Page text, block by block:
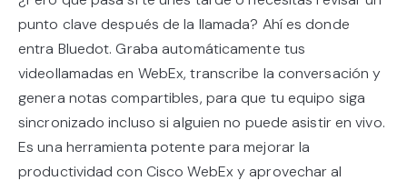
punto clave después de la llamada? Ahí es donde
entra Bluedot. Graba automáticamente tus
videollamadas en WebEx, transcribe la conversación y
genera notas compartibles, para que tu equipo siga
sincronizado incluso si alguien no puede asistir en vivo.
Es una herramienta potente para mejorar la
productividad con Cisco WebEx y aprovechar al